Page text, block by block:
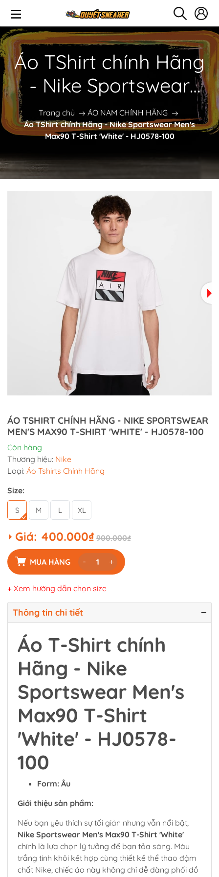
Áo TShirt chính Hãng
- Nike Sportswear
Men's Max90 T-Shirt
'White' - HJ0578-100
Trang chủ
ÁO NAM CHÍNH HÃNG
Áo TShirt chính Hãng - Nike Sportswear Men's
Max90 T-Shirt 'White' - HJ0578-100
ÁO TSHIRT CHÍNH HÃNG - NIKE SPORTSWEAR
MEN'S MAX90 T-SHIRT 'WHITE' - HJ0578-100
Còn hàng
Thương hiệu: Nike
Loại: Áo Tshirts Chính Hãng
Size:
S M L XL
Giá: 400.000₫ 900.000₫
MUA HÀNG - +
+ Xem hướng dẫn chọn size
Thông tin chi tiết
Áo T-Shirt chính
Hãng - Nike
Sportswear Men's
Max90 T-Shirt
'White' - HJ0578-
100
Form: Âu
Giới thiệu sản phẩm:
Nếu bạn yêu thích sự tối giản nhưng vẫn nổi bật,
Nike Sportswear Men's Max90 T-Shirt 'White'
chính là lựa chọn lý tưởng để bạn tỏa sáng. Màu
trắng tinh khôi kết hợp cùng thiết kế thể thao đậm
chất Nike, chiếc áo này không chỉ dễ dàng phối đồ